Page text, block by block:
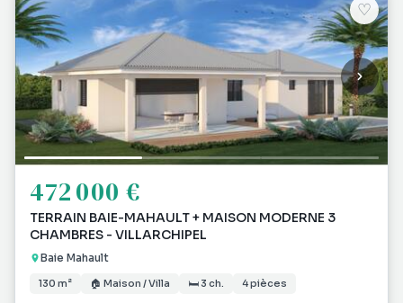
♡
472 000 €
TERRAIN BAIE-MAHAULT + MAISON MODERNE 3
CHAMBRES - VILLARCHIPEL
Baie Mahault
130 m² 🏠 Maison / Villa 🛏 3 ch. 4 pièces